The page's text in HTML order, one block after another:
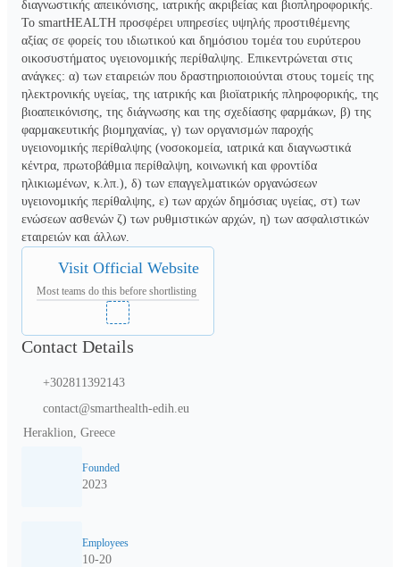
διαγνωστικής απεικόνισης, ιατρικής ακριβείας και βιοπληροφορικής.
Το smartHEALTH προσφέρει υπηρεσίες υψηλής προστιθέμενης
αξίας σε φορείς του ιδιωτικού και δημόσιου τομέα του ευρύτερου
οικοσυστήματος υγειονομικής περίθαλψης. Επικεντρώνεται στις
ανάγκες: α) των εταιρειών που δραστηριοποιούνται στους τομείς της
ηλεκτρονικής υγείας, της ιατρικής και βιοϊατρικής πληροφορικής, της
βιοαπεικόνισης, της διάγνωσης και της σχεδίασης φαρμάκων, β) της
φαρμακευτικής βιομηχανίας, γ) των οργανισμών παροχής
υγειονομικής περίθαλψης (νοσοκομεία, ιατρικά και διαγνωστικά
κέντρα, πρωτοβάθμια περίθαλψη, κοινωνική και φροντίδα
ηλικιωμένων, κ.λπ.), δ) των επαγγελματικών οργανώσεων
υγειονομικής περίθαλψης, ε) των αρχών δημόσιας υγείας, στ) των
ενώσεων ασθενών ζ) των ρυθμιστικών αρχών, η) των ασφαλιστικών
εταιρειών και άλλων.
Visit Official Website
Most teams do this before shortlisting
Contact Details
+302811392143
contact@smarthealth-edih.eu
Heraklion, Greece
Founded
2023
Employees
10-20